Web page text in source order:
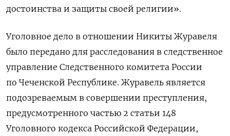
достоинства и защиты своей религии».
Уголовное дело в отношении Никиты Журавеля
было передано для расследования в следственное
управление Следственного комитета России
по Чеченской Республике. Журавель является
подозреваемым в совершении преступления,
предусмотренного частью 2 статьи 148
Уголовного кодекса Российской Федерации,